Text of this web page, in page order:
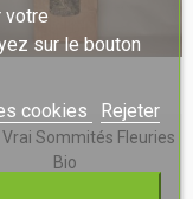
Sommités Fleuries
Bio
votre
sur le bouton
cookies
Rejeter